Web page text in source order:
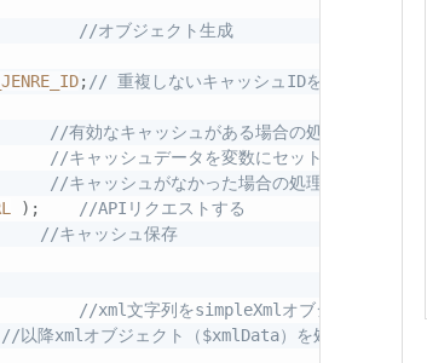
//オブジェクト生成
; // 重複しないキャッシュIDを生成します
//キャッシュデータを変数にセット
//キャッシュがなかった場合の処理
) ;
//APIリクエストする
//キャッシュ保存
//xml文字列をsimpleXmlオブジェクトに変換
//以降xmlオブジェクト（$xmlData）を処理する